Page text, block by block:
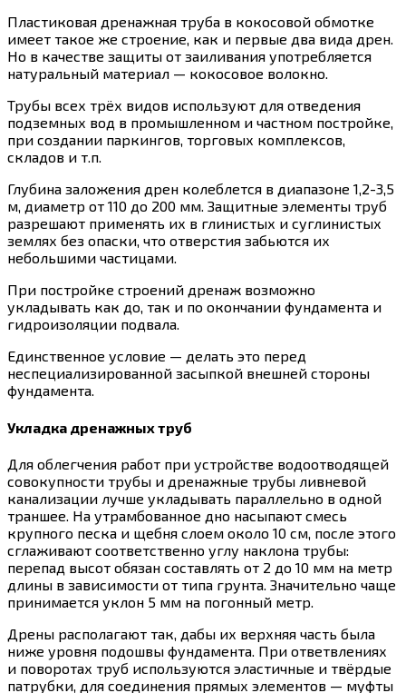
Пластиковая дренажная труба в кокосовой обмотке
имеет такое же строение, как и первые два вида дрен.
Но в качестве защиты от заиливания употребляется
натуральный материал — кокосовое волокно.
Трубы всех трёх видов используют для отведения
подземных вод в промышленном и частном постройке,
при создании паркингов, торговых комплексов,
складов и т.п.
Глубина заложения дрен колеблется в диапазоне 1,2-3,5
м, диаметр от 110 до 200 мм. Защитные элементы труб
разрешают применять их в глинистых и суглинистых
землях без опаски, что отверстия забьются их
небольшими частицами.
При постройке строений дренаж возможно
укладывать как до, так и по окончании фундамента и
гидроизоляции подвала.
Единственное условие — делать это перед
неспециализированной засыпкой внешней стороны
фундамента.
Укладка дренажных труб
Для облегчения работ при устройстве водоотводящей
совокупности трубы и дренажные трубы ливневой
канализации лучше укладывать параллельно в одной
траншее. На утрамбованное дно насыпают смесь
крупного песка и щебня слоем около 10 см, после этого
сглаживают соответственно углу наклона трубы:
перепад высот обязан составлять от 2 до 10 мм на метр
длины в зависимости от типа грунта. Значительно чаще
принимается уклон 5 мм на погонный метр.
Дрены располагают так, дабы их верхняя часть была
ниже уровня подошвы фундамента. При ответвлениях
и поворотах труб используются эластичные и твёрдые
патрубки, для соединения прямых элементов — муфты